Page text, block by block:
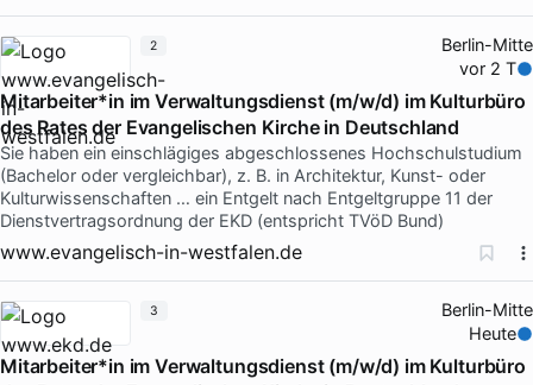
Berlin-Mitte
vor 2 T
Mitarbeiter*in im Verwaltungsdienst (m/w/d) im Kulturbüro
des Rates der Evangelischen Kirche in Deutschland
Sie haben ein einschlägiges abgeschlossenes Hochschulstudium
(Bachelor oder vergleichbar), z. B. in Architektur, Kunst- oder
Kulturwissenschaften … ein Entgelt nach Entgeltgruppe 11 der
Dienstvertragsordnung der EKD (entspricht TVöD Bund)
www.evangelisch-in-westfalen.de
2
Berlin-Mitte
Heute
Mitarbeiter*in im Verwaltungsdienst (m/w/d) im Kulturbüro
3